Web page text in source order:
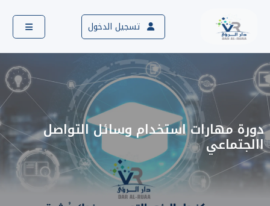
تسجيل الدخول
دورة مهارات استخدام وسائل التواصل
االجتماعي